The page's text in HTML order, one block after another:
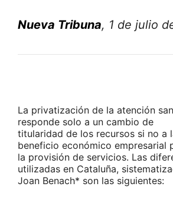
Nueva Tribuna, 1 de julio
La privatización de la atención
responde solo a un cambio de
titularidad de los recursos si no a
beneficio económico empresarial
la provisión de servicios. Las
utilizadas en Cataluña,
Joan Benach* son las siguientes: